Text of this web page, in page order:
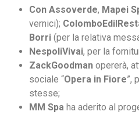
Con Assoverde, Mapei
vernici);
Borri (per la relativa
NespoliVivai, per la
ZackGoodman opererà,
sociale “Opera in Fiore”,
stesse;
MM Spa ha aderito al